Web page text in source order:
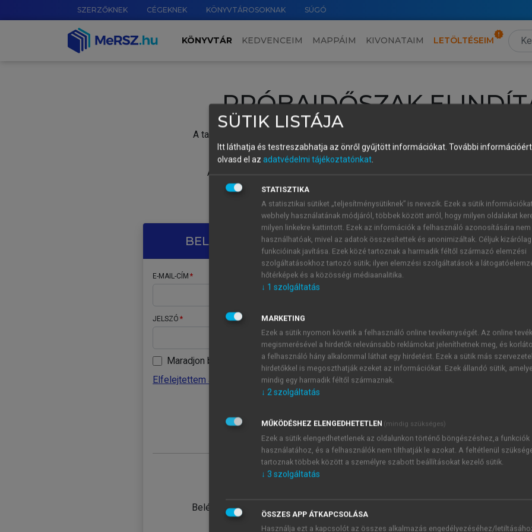
SZERZŐKNEK CÉGEKNEK KÖNYVTÁROSOKNAK SÚGÓ
KÖNYVTÁR KEDVENCEIM MAPPÁIM KIVONATAIM LETÖLTÉSEIM
PRÓBAIDŐSZAK
A tartalom megtekintéséhez lépj be a saját fiókoddal, iskolai azonosítóddal vagy
Új felhasználóként1 óra díjmentes hozzáférésrevagy
A próbaidőszak elindításához,
vagy hozz
A regisztráció után a
BELÉPÉS SAJÁT FIÓKKAL
E-MAIL-CÍM
JELSZÓ
Maradjon belépve
Elfelejtettem a jelszavamat
Belépés intézményi azonosítóval
ÚJ FIÓK
1 óra
JELSZÓ
Kérek értesítést a MeRSZ
Kérek értesítést az
SÜTIK LISTÁJA
Itt láthatja és testreszabhatja az önről gyűjtött információkat. További
olvasd el az adatvédelmi tájékoztatónkat.
STATISZTIKA
A statisztikai sütiket „teljesítménysütiknek” is nevezik. Ezek a sütik
webhely használatának módjáról, többek között arról, hogy milyen oldalakat
milyen linkekre kattintott. Ezek az információk a felhasználó azonosítására nem
használhatóak, mivel az adatok összesítettek és anonimizáltak. Céljuk
funkcióinak javítása. Ezek közé tartoznak a harmadik féltől származó elemzési
szolgáltatásokhoz tartozó sütik; ilyen elemzési szolgáltatások a
hőtérképek és a közösségi médiaanalitika.
↓ 1 szolgáltatás
MARKETING
Ezek a sütik nyomon követik a felhasználó online tevékenységét. Az online
megismerésével a hirdetők relevánsabb reklámokat jeleníthetnek meg, és
a felhasználó hány alkalommal láthat egy hirdetést. Ezek a sütik más
hirdetőkkel is megoszthatják ezeket az információkat. Ezek állandó sütik,
mindig egy harmadik féltől származnak.
↓ 2szolgáltatás
MŰKÖDÉSHEZ ELENGEDHETETLEN (mindig szükséges)
Ezek a sütik elengedhetetlenek az oldalunkon történő böngészéshez,a funkciók
használatához, és a felhasználók nem tilthatják le azokat. A feltétlenül
tartoznak többek között a személyre szabott beállításokat kezelő sütik.
↓ 3 szolgáltatás
ÖSSZES APP ÁTKAPCSOLÁSA
Használja ezt a kapcsolót az összes alkalmazás engedélyezéséhez/